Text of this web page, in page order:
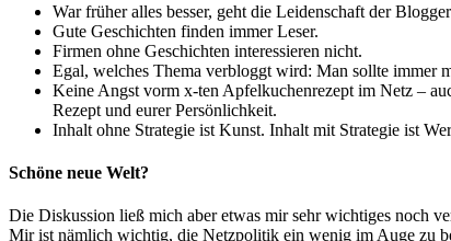
War früher alles besser, geht die Leidenschaft der
Gute Geschichten finden immer Leser.
Firmen ohne Geschichten interessieren nicht.
Egal, welches Thema verbloggt wird: Man sollte immer
Keine Angst vorm x-ten Apfelkuchenrezept im Netz –
Rezept und eurer Persönlichkeit.
Inhalt ohne Strategie ist Kunst. Inhalt mit Strategie ist
Schöne neue Welt?
Die Diskussion ließ mich aber etwas mir sehr wichtiges noch
Mir ist nämlich wichtig, die Netzpolitik ein wenig im Auge zu